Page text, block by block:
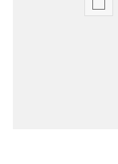
خيارات